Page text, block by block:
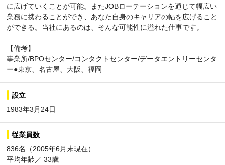
に広げていくことが可能。またJOBローテーションを通じて幅広い
業務に携わることができ、あなた自身のキャリアの幅を広げること
ができる。当社にあるのは、そんな可能性に溢れた仕事です。
【備考】
事業所/BPOセンター/コンタクトセンター/データエントリーセンタ
ー●東京、名古屋、大阪、福岡
設立
1983年3月24日
従業員数
836名（2005年6月末現在）
平均年齢／ 33歳